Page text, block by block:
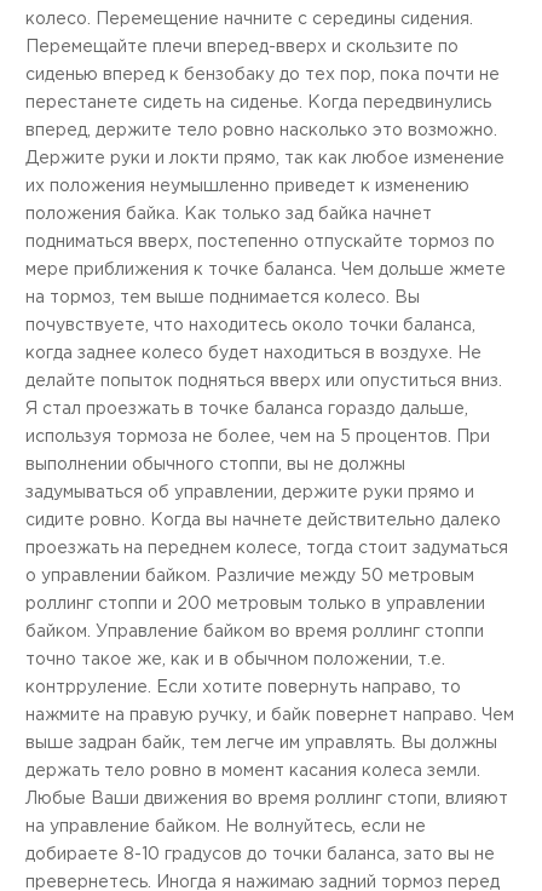
колесо. Перемещение начните с середины сидения.
Перемещайте плечи вперед-вверх и скользите по
сиденью вперед к бензобаку до тех пор, пока почти не
перестанете сидеть на сиденье. Когда передвинулись
вперед, держите тело ровно насколько это возможно.
Держите руки и локти прямо, так как любое изменение
их положения неумышленно приведет к изменению
положения байка. Как только зад байка начнет
подниматься вверх, постепенно отпускайте тормоз по
мере приближения к точке баланса. Чем дольше жмете
на тормоз, тем выше поднимается колесо. Вы
почувствуете, что находитесь около точки баланса,
когда заднее колесо будет находиться в воздухе. Не
делайте попыток подняться вверх или опуститься вниз.
Я стал проезжать в точке баланса гораздо дальше,
используя тормоза не более, чем на 5 процентов. При
выполнении обычного стоппи, вы не должны
задумываться об управлении, держите руки прямо и
сидите ровно. Когда вы начнете действительно далеко
проезжать на переднем колесе, тогда стоит задуматься
о управлении байком. Различие между 50 метровым
роллинг стоппи и 200 метровым только в управлении
байком. Управление байком во время роллинг стоппи
точно такое же, как и в обычном положении, т.е.
контрруление. Если хотите повернуть направо, то
нажмите на правую ручку, и байк повернет направо. Чем
выше задран байк, тем легче им управлять. Вы должны
держать тело ровно в момент касания колеса земли.
Любые Ваши движения во время роллинг стопи, влияют
на управление байком. Не волнуйтесь, если не
добираете 8-10 градусов до точки баланса, зато вы не
превернетесь. Иногда я нажимаю задний тормоз перед